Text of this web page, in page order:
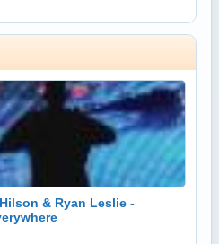
& Ryan Leslie -